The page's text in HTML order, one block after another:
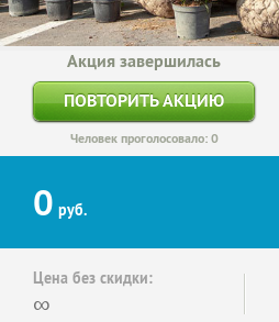
Акция завершилась
ПОВТОРИТЬ АКЦИЮ
Человек проголосовало: 0
0 руб.
Цена без скидки:
∞